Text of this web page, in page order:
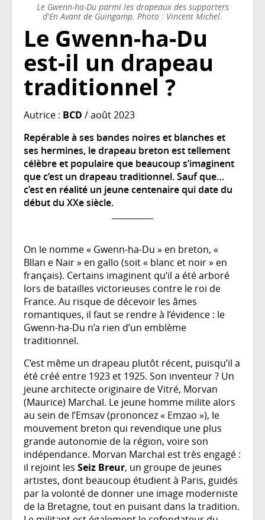
Le Gwenn-ha-Du parmi les drapeaux des supporters
d'En Avant de Guingamp. Photo : Vincent Michel.
Le Gwenn-ha-Du
est-il un drapeau
traditionnel ?
Autrice : BCD / août 2023
Repérable à ses bandes noires et blanches et
ses hermines, le drapeau breton est tellement
célèbre et populaire que beaucoup s’imaginent
que c’est un drapeau traditionnel. Sauf que…
c’est en réalité un jeune centenaire qui date du
début du XXe siècle.
On le nomme « Gwenn-ha-Du » en breton, «
Bllan e Nair » en gallo (soit « blanc et noir » en
français). Certains imaginent qu’il a été arboré
lors de batailles victorieuses contre le roi de
France. Au risque de décevoir les âmes
romantiques, il faut se rendre à l’évidence : le
Gwenn-ha-Du n’a rien d’un emblème
traditionnel.
C’est même un drapeau plutôt récent, puisqu’il a
été créé entre 1923 et 1925. Son inventeur ? Un
jeune architecte originaire de Vitré, Morvan
(Maurice) Marchal. Le jeune homme milite alors
au sein de l’Emsav (prononcez « Emzao »), le
mouvement breton qui revendique une plus
grande autonomie de la région, voire son
indépendance. Morvan Marchal est très engagé :
il rejoint les Seiz Breur, un groupe de jeunes
artistes, dont beaucoup étudient à Paris, guidés
par la volonté de donner une image moderniste
de la Bretagne, tout en puisant dans la tradition.